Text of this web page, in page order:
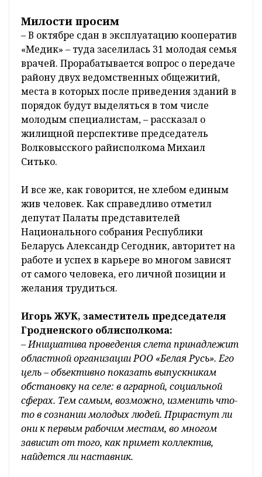
Милости просим
– В октябре сдан в эксплуатацию кооператив
«Медик» – туда заселилась 31 молодая семья
врачей. Прорабатывается вопрос о передаче
району двух ведомственных общежитий,
места в которых после приведения зданий в
порядок будут выделяться в том числе
молодым специалистам, – рассказал о
жилищной перспективе председатель
Волковысского райисполкома Михаил
Ситько.
И все же, как говорится, не хлебом единым
жив человек. Как справедливо отметил
депутат Палаты представителей
Национального собрания Республики
Беларусь Александр Сегодник, авторитет на
работе и успех в карьере во многом зависят
от самого человека, его личной позиции и
желания трудиться.
Игорь ЖУК, заместитель председателя
Гродненского облисполкома:
– Инициатива проведения слета принадлежит
областной организации РОО «Белая Русь». Его
цель – объективно показать выпускникам
обстановку на селе: в аграрной, социальной
сферах. Тем самым, возможно, изменить что-
то в сознании молодых людей. Прирастут ли
они к первым рабочим местам, во многом
зависит от того, как примет коллектив,
найдется ли наставник.